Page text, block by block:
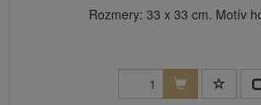
Rozmery: 33 x 33 cm. Motív